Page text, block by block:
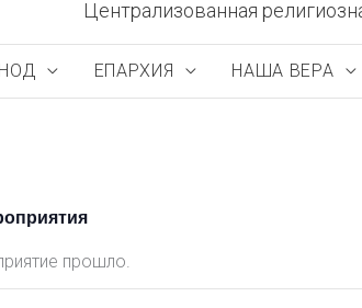
Централизованная
ЕПАРХИЯ НАША ВЕРА
прошло.